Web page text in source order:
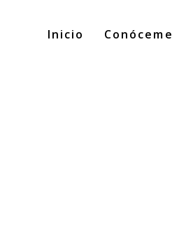
Inicio Conóceme